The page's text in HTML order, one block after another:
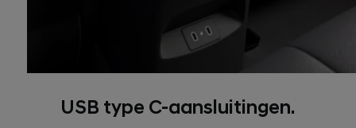
USB type C-aansluitingen.